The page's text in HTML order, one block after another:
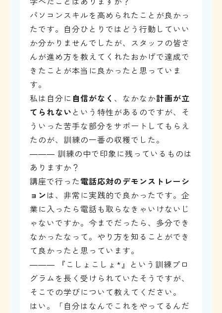
パソコンスキルを高められたことが良かっ
たです。自分ひとりではどう行動していい
か分かりませんでしたが、スタッフの皆さ
んが進め方を教えてくれたおかげで達成で
きたことが本当に良かったと思っていま
す。
私は自分に 自信がなく 、なかなか計画が立
てられない という特性があるのですが、そ
ういった苦手な部分をサポートしてもらえ
たのが、訓練の一番の収穫でした。
――― 訓練の中で印象に残っているものは
ありますか？
講座で行った電話応対のデモンストレーシ
ョンは、非常に実践的で良かったです。企
業に入ったら電話も取らなきゃいけないじ
ゃないですか。今までだったら、多分でき
なかったなって。やり方を知ることができ
て良かったと思っています。
――― 『こしょこしょ*』という訓練プロ
グラムを長く受けられていたそうですが、
そこでの学びについて教えてください。
はい。「自分はなんでこれをやってるんだ